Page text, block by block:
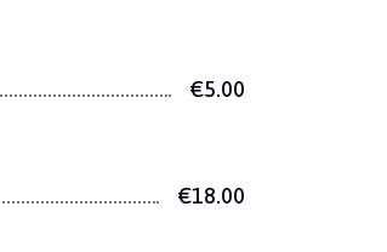
€5.00
€18.00